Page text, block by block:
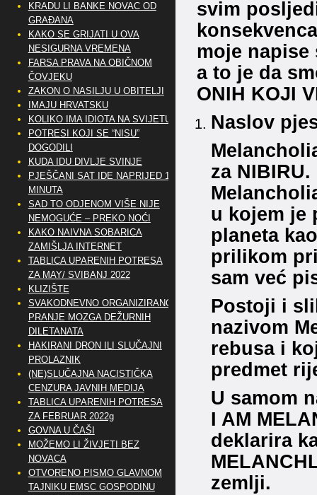
svim
moje napise
a to je da
ONIH KOJI
Naslov
za
u kojem je
planeta
prilikom
sam već
Postoji i
nazivom
rebusa i
predmet
U samom
I AM
deklarira
zemlji.
KRADU LI BANKE NOVAC OD
GRAĐANA
KAKO SE GRIJATI U OVA
NESIGURNA VREMENA
FARSA PRAVA NA OBIČNOM
ČOVJEKU
ZAKON O NASILJU U OBITELJI
IMAJU HRVATSKU
KOLIKO IMA IDIOTA NA SVIJETU?
POTRESI KOJI SE “NISU”
DOGODILI
KUDA IDU DIVLJE SVINJE
PJEŠČANI SAT IDE NAPRIJED 10
MINUTA
SAD TO ODJENOM VIŠE NIJE
NEMOGUĆE – PREKO NOĆI
KAKO NAIVNA SOBARICA
ZAMIŠLJA INTERNET
TABLICA UPARENIH POTRESA
ZA MAY/ SVIBANJ 2022
KLIZIŠTE
SVAKODNEVNO ORGANIZIRANO
PRANJE MOZGA DEŽURNIH
DILETANATA
HAKIRANI DRON ILI SLUČAJNI
PROLAZNIK
(NE)SLUČAJNA NACISTIČKA
CENZURA JAVNIH MEDIJA
TABLICA UPARENIH POTRESA
ZA FEBRUAR 2022g
GOVNA U ČAŠI
MOŽEMO LI ŽIVJETI BEZ
NOVACA
OTVORENO PISMO GLAVNOM
TAJNIKU EMSC GOSPODINU